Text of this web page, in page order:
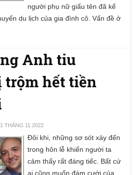
người phụ nữ giấu tên đã kể
du lịch của gia đình cô. Vấn đề ở
Anh tiu
hết tiền
THÁNG 11 2022
Đôi khi, những sơ sót xảy đến
trong hôn lễ khiến người ta
cảm thấy rất đáng tiếc. Bất cứ
ai cũng muốn đám cưới của